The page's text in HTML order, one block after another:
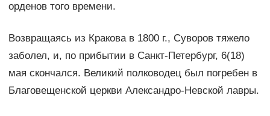
орденов того времени.
Возвращаясь из Кракова в 1800 г., Суворов тяжело
заболел, и, по прибытии в Санкт-Петербург, 6(18)
мая скончался. Великий полководец был погребен в
Благовещенской церкви Александро-Невской лавры.